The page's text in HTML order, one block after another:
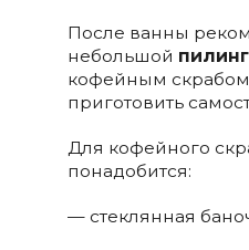
После ванны
небольшой
кофейным
приготовить
Для кофейного
понадобится:
— стеклянная